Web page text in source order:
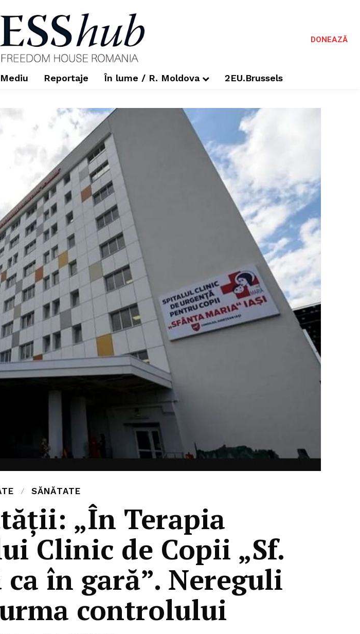
DONEAZĂ
Mediu Reportaje În lume / R. Moldova 2EU.Brussels
SĂNĂTATE
„În Terapia
Clinic de Copii „Sf.
în gară”. Nereguli
controlului